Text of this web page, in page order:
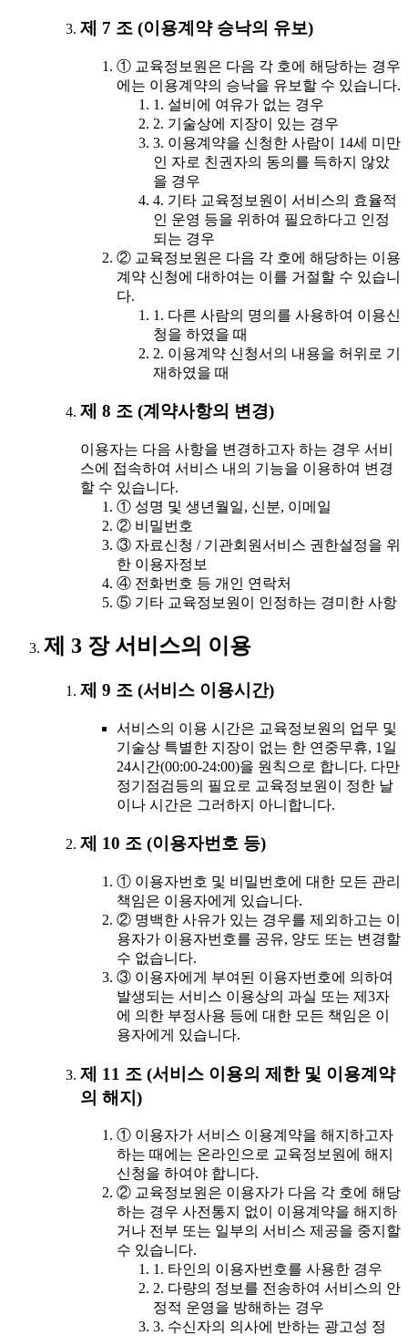
제 7 조 (이용계약 승낙의 유보)
① 교육정보원은 다음 각 호에 해당하는 경우
에는 이용계약의 승낙을 유보할 수 있습니다.
1. 설비에 여유가 없는 경우
2. 기술상에 지장이 있는 경우
3. 이용계약을 신청한 사람이 14세 미만
인 자로 친권자의 동의를 득하지 않았
을 경우
4. 기타 교육정보원이 서비스의 효율적
인 운영 등을 위하여 필요하다고 인정
되는 경우
② 교육정보원은 다음 각 호에 해당하는 이용
계약 신청에 대하여는 이를 거절할 수 있습니
다.
1. 다른 사람의 명의를 사용하여 이용신
청을 하였을 때
2. 이용계약 신청서의 내용을 허위로 기
재하였을 때
제 8 조 (계약사항의 변경)
이용자는 다음 사항을 변경하고자 하는 경우 서비
스에 접속하여 서비스 내의 기능을 이용하여 변경
할 수 있습니다.
① 성명 및 생년월일, 신분, 이메일
② 비밀번호
③ 자료신청 / 기관회원서비스 권한설정을 위
한 이용자정보
④ 전화번호 등 개인 연락처
⑤ 기타 교육정보원이 인정하는 경미한 사항
제 3 장 서비스의 이용
제 9 조 (서비스 이용시간)
서비스의 이용 시간은 교육정보원의 업무 및
기술상 특별한 지장이 없는 한 연중무휴, 1일
24시간(00:00-24:00)을 원칙으로 합니다. 다만
정기점검등의 필요로 교육정보원이 정한 날
이나 시간은 그러하지 아니합니다.
제 10 조 (이용자번호 등)
① 이용자번호 및 비밀번호에 대한 모든 관리
책임은 이용자에게 있습니다.
② 명백한 사유가 있는 경우를 제외하고는 이
용자가 이용자번호를 공유, 양도 또는 변경할
수 없습니다.
③ 이용자에게 부여된 이용자번호에 의하여
발생되는 서비스 이용상의 과실 또는 제3자
에 의한 부정사용 등에 대한 모든 책임은 이
용자에게 있습니다.
제 11 조 (서비스 이용의 제한 및 이용계약
의 해지)
① 이용자가 서비스 이용계약을 해지하고자
하는 때에는 온라인으로 교육정보원에 해지
신청을 하여야 합니다.
② 교육정보원은 이용자가 다음 각 호에 해당
하는 경우 사전통지 없이 이용계약을 해지하
거나 전부 또는 일부의 서비스 제공을 중지할
수 있습니다.
1. 타인의 이용자번호를 사용한 경우
2. 다량의 정보를 전송하여 서비스의 안
정적 운영을 방해하는 경우
3. 수신자의 의사에 반하는 광고성 정